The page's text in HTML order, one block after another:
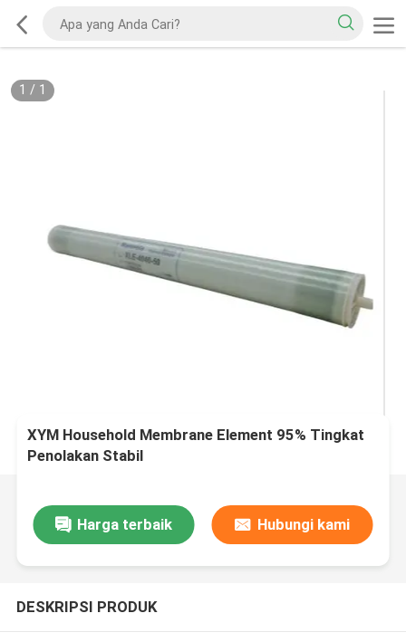
1 / 1
XYM Household Membrane Element 95% Tingkat
Penolakan Stabil
Harga terbaik Hubungi kami
DESKRIPSI PRODUK